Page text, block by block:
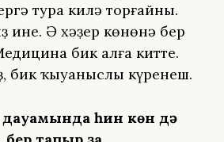
тура килә торғайны.
ине. Ә хәҙер көнөнә бер
бик алға китте.
бик ҡыуаныслы күренеш.
һин көн дә